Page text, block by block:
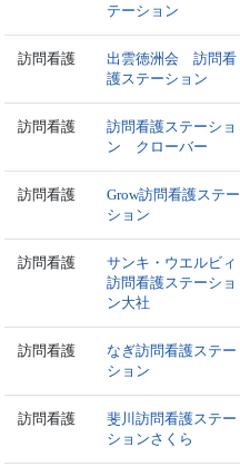
テーション
訪問看護
出雲徳洲会 訪問看
護ステーション
訪問看護
訪問看護ステーショ
ン クローバー
訪問看護
Grow訪問看護ステー
ション
訪問看護
サンキ・ウエルビィ
訪問看護ステーショ
ン大社
訪問看護
なぎ訪問看護ステー
ション
訪問看護
斐川訪問看護ステー
ションさくら